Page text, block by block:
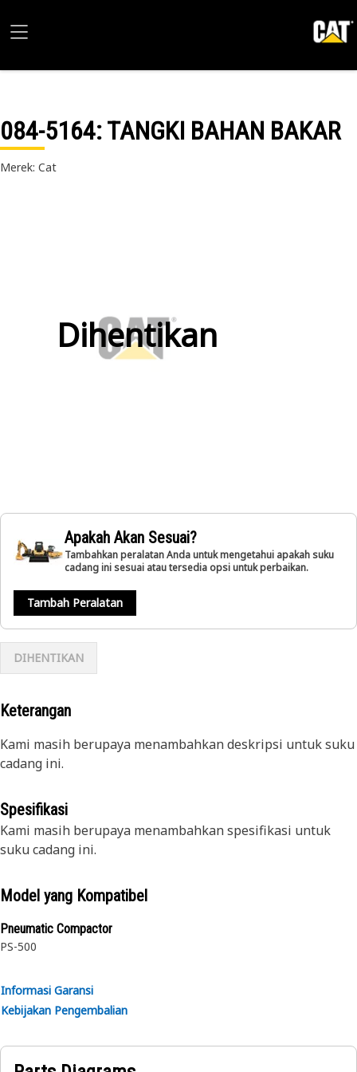
084-5164: TANGKI BAHAN BAKAR
Merek: Cat
Dihentikan
Apakah Akan Sesuai?
Tambahkan peralatan Anda untuk mengetahui apakah suku
cadang ini sesuai atau tersedia opsi untuk perbaikan.
Tambah Peralatan
DIHENTIKAN
Keterangan
Kami masih berupaya menambahkan deskripsi untuk suku
cadang ini.
Spesifikasi
Kami masih berupaya menambahkan spesifikasi untuk
suku cadang ini.
Model yang Kompatibel
Pneumatic Compactor
PS-500
Informasi Garansi
Kebijakan Pengembalian